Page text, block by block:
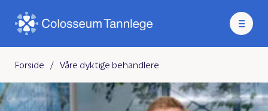
Forside / Våre dyktige behandlere